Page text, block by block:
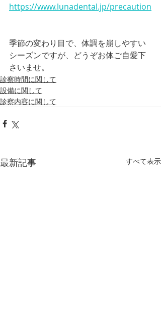
https://www.lunadental.jp/precaution
季節の変わり目で、体調を崩しやすい
シーズンですが、どうぞお体ご自愛下
さいませ。
診察時間に関して
設備に関して
診察内容に関して
最新記事 すべて表示